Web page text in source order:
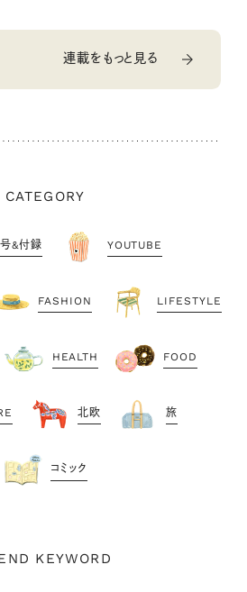
連載をもっと見る
CATEGORY
&付録 YOUTUBE
FASHION LIFESTYLE
HEALTH FOOD
北欧 旅
コミック
KEYWORD